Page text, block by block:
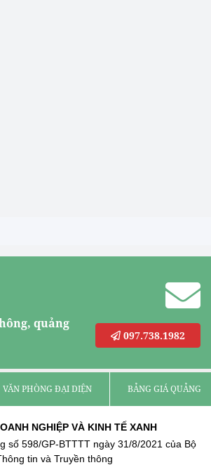
quảng
097.738.1982
VĂN PHÒNG ĐẠI DIỆN BẢNG GIÁ QUẢNG
NGHIỆP VÀ KINH TẾ XANH
số 598/GP-BTTTT ngày 31/8/2021 của Bộ
tin và Truyền thông